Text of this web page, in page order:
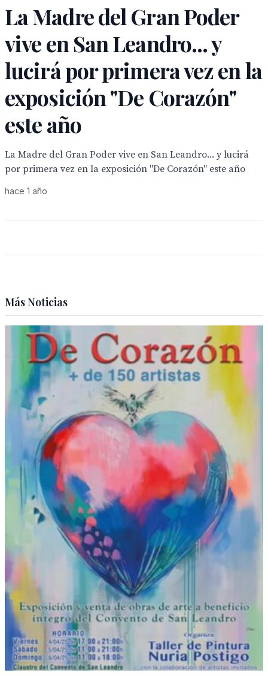
La Madre del Gran Poder
vive en San Leandro... y
lucirá por primera vez en la
exposición "De Corazón"
este año
La Madre del Gran Poder vive en San Leandro... y lucirá
por primera vez en la exposición "De Corazón" este año
hace 1 año
Más Noticias